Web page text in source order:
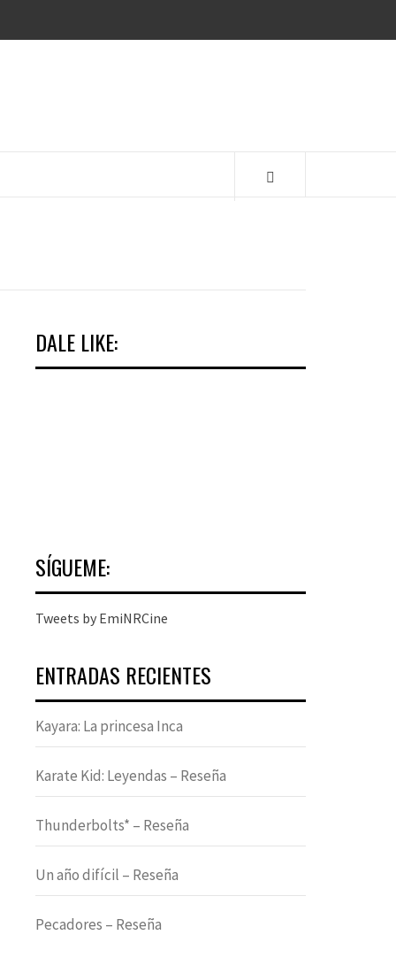
DALE LIKE:
SÍGUEME:
Tweets by EmiNRCine
ENTRADAS RECIENTES
Kayara: La princesa Inca
Karate Kid: Leyendas – Reseña
Thunderbolts* – Reseña
Un año difícil – Reseña
Pecadores – Reseña